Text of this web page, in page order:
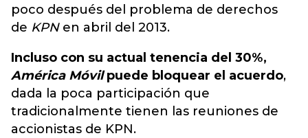
poco después del problema de derechos
de KPNen abril del 2013.
Incluso con su actual tenencia del 30%,
América Móvilpuede bloquear el acuerdo,
dada la poca participación que
tradicionalmente tienen las reuniones de
accionistas de KPN.